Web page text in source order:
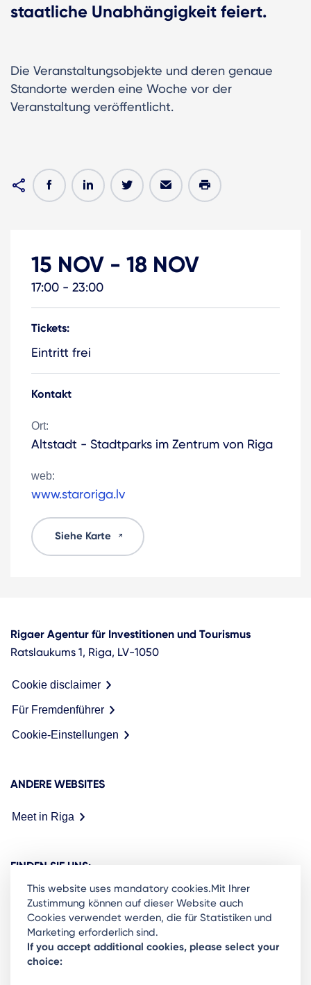
staatliche Unabhängigkeit feiert.
Die Veranstaltungsobjekte und deren genaue
Standorte werden eine Woche vor der
Veranstaltung veröffentlicht.
15 NOV - 18 NOV
17:00 - 23:00
Tickets:
Eintritt frei
Kontakt
Ort:
Altstadt - Stadtparks im Zentrum von Riga
web:
www.staroriga.lv
Siehe Karte
Rigaer Agentur für Investitionen und Tourismus
Ratslaukums 1, Riga, LV-1050
Cookie disclaimer
Für Fremdenführer
Cookie-Einstellungen
ANDERE WEBSITES
Meet in Riga
FINDEN SIE UNS:
Ready to stay in the loop on Rigas business
community? Subscribe to our newsletter.
This website uses mandatory cookies.Mit Ihrer
Zustimmung können auf dieser Website auch
Cookies verwendet werden, die für Statistiken und
Marketing erforderlich sind.
If you accept additional cookies, please select your
choice: